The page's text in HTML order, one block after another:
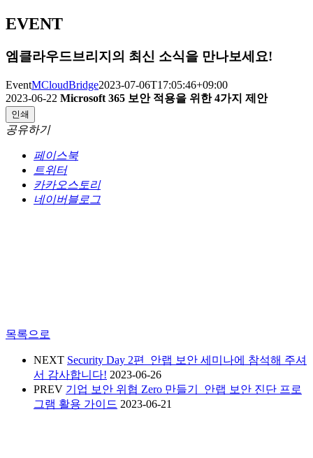
EVENT
엠클라우드브리지의 최신 소식을 만나보세요!
EventMCloudBridge2023-07-06T17:05:46+09:00
2023-06-22 Microsoft 365 보안 적용을 위한 4가지 제안
인쇄
공유하기
페이스북
트위터
카카오스토리
네이버블로그
목록으로
NEXT Security Day 2편_안랩 보안 세미나에 참석해 주셔
서 감사합니다! 2023-06-26
PREV 기업 보안 위협 Zero 만들기_안랩 보안 진단 프로
그램 활용 가이드 2023-06-21